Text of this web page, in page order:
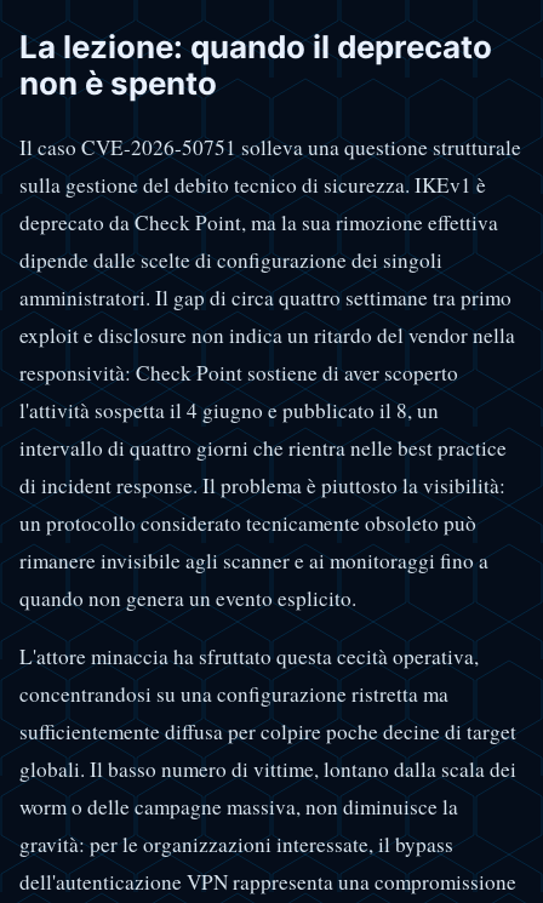
La lezione: quando il deprecato
non è spento
Il caso CVE-2026-50751 solleva una questione strutturale
sulla gestione del debito tecnico di sicurezza. IKEv1 è
deprecato da Check Point, ma la sua rimozione effettiva
dipende dalle scelte di configurazione dei singoli
amministratori. Il gap di circa quattro settimane tra primo
exploit e disclosure non indica un ritardo del vendor nella
responsività: Check Point sostiene di aver scoperto
l'attività sospetta il 4 giugno e pubblicato il 8, un
intervallo di quattro giorni che rientra nelle best practice
di incident response. Il problema è piuttosto la visibilità:
un protocollo considerato tecnicamente obsoleto può
rimanere invisibile agli scanner e ai monitoraggi fino a
quando non genera un evento esplicito.
L'attore minaccia ha sfruttato questa cecità operativa,
concentrandosi su una configurazione ristretta ma
sufficientemente diffusa per colpire poche decine di target
globali. Il basso numero di vittime, lontano dalla scala dei
worm o delle campagne massiva, non diminuisce la
gravità: per le organizzazioni interessate, il bypass
dell'autenticazione VPN rappresenta una compromissione